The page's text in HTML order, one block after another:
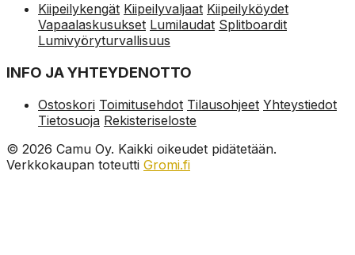
Kiipeilykengät Kiipeilyvaljaat Kiipeilyköydet
Vapaalaskusukset Lumilaudat Splitboardit
Lumivyöryturvallisuus
INFO JA YHTEYDENOTTO
Ostoskori Toimitusehdot Tilausohjeet Yhteystiedot
Tietosuoja Rekisteriseloste
© 2026 Camu Oy. Kaikki oikeudet pidätetään.
Verkkokaupan toteutti Gromi.fi